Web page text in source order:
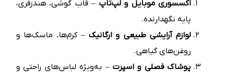
اکسسوری موبایل و لپ‌تاپ – قاب گوشی، هندزفری،
پایه نگهدارنده.
لوازم آرایشی طبیعی و ارگانیک – کرم‌ها، ماسک‌ها و
روغن‌های گیاهی.
پوشاک فصلی و اسپرت – به‌ویژه لباس‌های راحتی و